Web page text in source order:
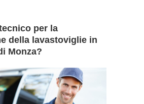
per la
della lavastoviglie in
Monza?